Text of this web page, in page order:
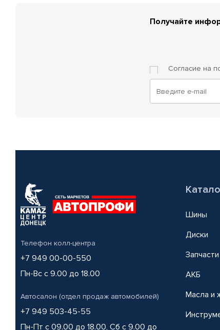
Получайте
Согласие на
Телефон колл-центра
+7 949 00-00-550
Пн-Вс с 9.00 до 18.00
Автосалон (отдел продаж автомобилей)
+7 949 503-45-55
Пн-Пт с 09.00 до 18.00, Сб с 9.00 до
Шины
Диски
Запчасти
АКБ
Масла и